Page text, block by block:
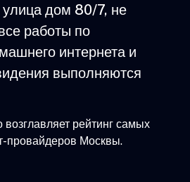
улица дом 80/7, не
работы по
интернета и
выполняются
рейтинг самых
провайдеров Москвы.